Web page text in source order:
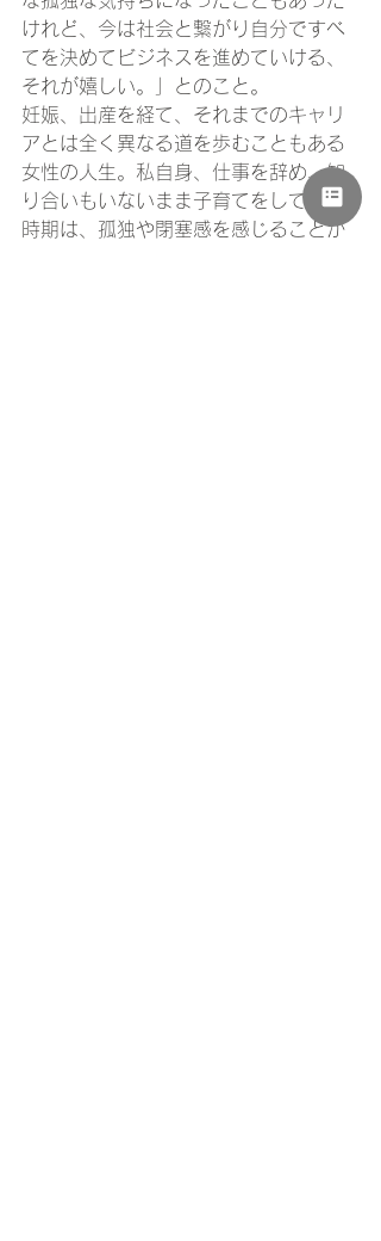
けれど、今は社会と繋がり自分ですべ
てを決めてビジネスを進めていける、
それが嬉しい。」とのこと。
妊娠、出産を経て、それまでのキャリ
アとは全く異なる道を歩むこともある
女性の人生。私自身、仕事を辞め、知
り合いもいないまま子育てをしていた
時期は、孤独や閉塞感を感じることが